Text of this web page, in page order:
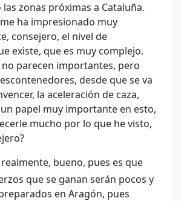
zonas próximas a Cataluña.
ha impresionado muy
consejero, el nivel de
existe, que es muy complejo.
no parecen importantes, pero
desde que se va
la aceleración de caza,
papel muy importante en esto,
mucho por lo que he visto,
bueno, pues es que
que se ganan serán pocos y
en Aragón, pues